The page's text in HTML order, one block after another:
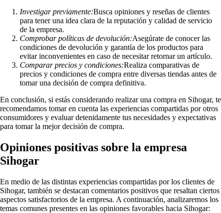
Investigar previamente:Busca opiniones y reseñas de clientes
para tener una idea clara de la reputación y calidad de servicio
de la empresa.
Comprobar políticas de devolución:Asegúrate de conocer las
condiciones de devolución y garantía de los productos para
evitar inconvenientes en caso de necesitar retornar un artículo.
Comparar precios y condiciones:Realiza comparativas de
precios y condiciones de compra entre diversas tiendas antes de
tomar una decisión de compra definitiva.
En conclusión, si estás considerando realizar una compra en Sihogar, te
recomendamos tomar en cuenta las experiencias compartidas por otros
consumidores y evaluar detenidamente tus necesidades y expectativas
para tomar la mejor decisión de compra.
Opiniones positivas sobre la empresa
Sihogar
En medio de las distintas experiencias compartidas por los clientes de
Sihogar, también se destacan comentarios positivos que resaltan ciertos
aspectos satisfactorios de la empresa. A continuación, analizaremos los
temas comunes presentes en las opiniones favorables hacia Sihogar: